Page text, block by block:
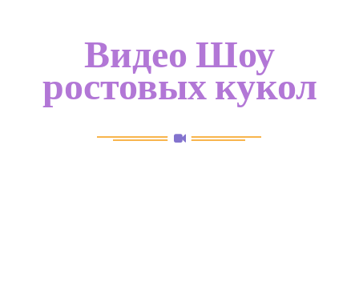
Видео Шоу
ростовых кукол